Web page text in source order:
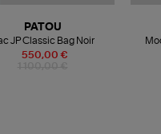
550,00 €
PATOU
JP Classic Bag Noir